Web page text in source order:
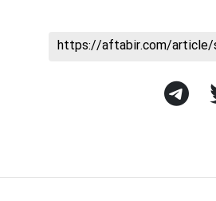
https://aftabir.com/article/